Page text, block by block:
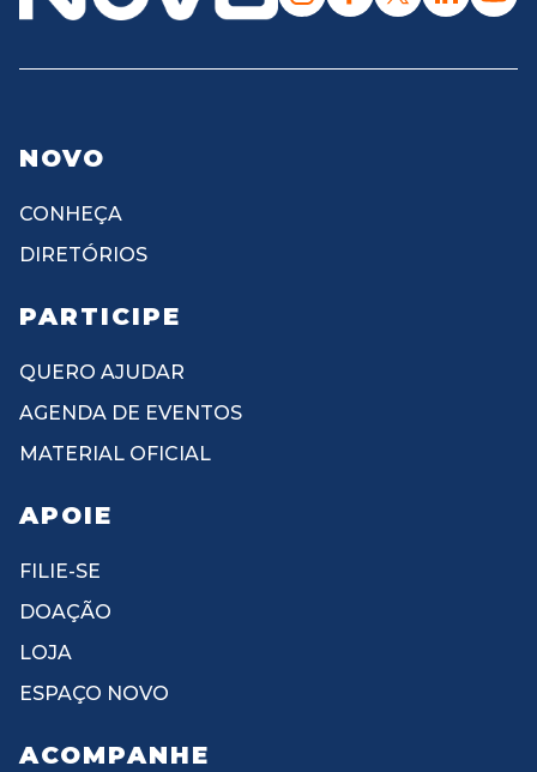
NOVO
CONHEÇA
DIRETÓRIOS
PARTICIPE
QUERO AJUDAR
AGENDA DE EVENTOS
MATERIAL OFICIAL
APOIE
FILIE-SE
DOAÇÃO
LOJA
ESPAÇO NOVO
ACOMPANHE